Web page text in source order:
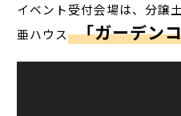
イベント受付会場は、分譲
亜ハウス 「ガーデン